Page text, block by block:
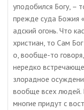
уподобился Богу, –
прежде суда Божия
адский огонь. Что
христиан, то Сам
о, вообще-то
нередко
злорадное
вообще всех людей.
многие придут с